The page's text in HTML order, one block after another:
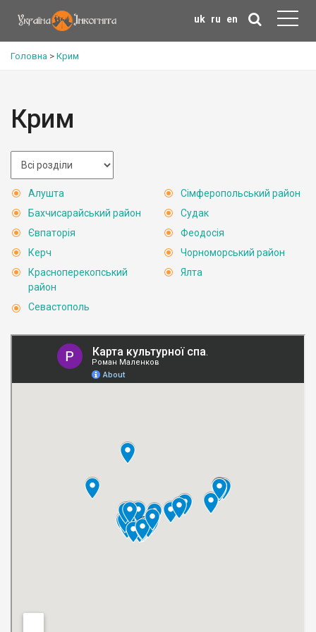
uk ru en
Головна > Крим
Крим
Алушта
Бахчисарайський район
Євпаторія
Керч
Красноперекопський
район
Севастополь
Сімферопольський район
Судак
Феодосія
Чорноморський район
Ялта